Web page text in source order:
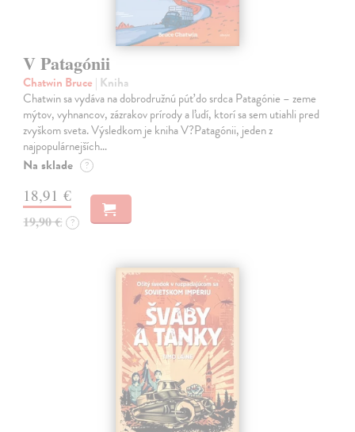
V Patagónii
Chatwin Bruce | Kniha
Chatwin sa vydáva na dobrodružnú púť do srdca Patagónie – zeme
mýtov, vyhnancov, zázrakov prírody a ľudí, ktorí sa sem utiahli pred
zvyškom sveta. Výsledkom je kniha V?Patagónii, jeden z
najpopulárnejších…
Na sklade ?
18,91 €
19,90 € ?